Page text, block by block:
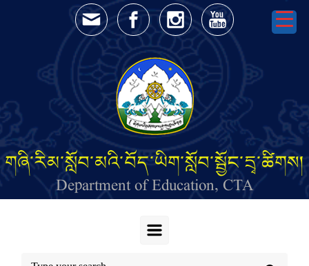
Skip to main content
གཞི་རིམ་སློབ་མའི་བོད་ཡིག་སློབ་སྦྱོང་དྲྭ་ཚིགས།
Department of Education, CTA